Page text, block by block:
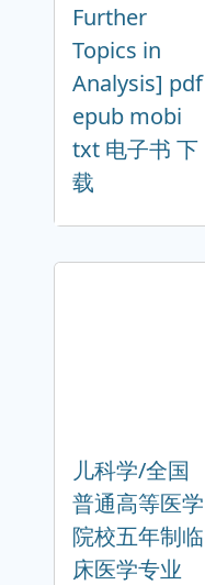
Further
Topics in
Analysis] pdf
epub mobi
txt 电子书 下
载
儿科学/全国
普通高等医学
院校五年制临
床医学专业